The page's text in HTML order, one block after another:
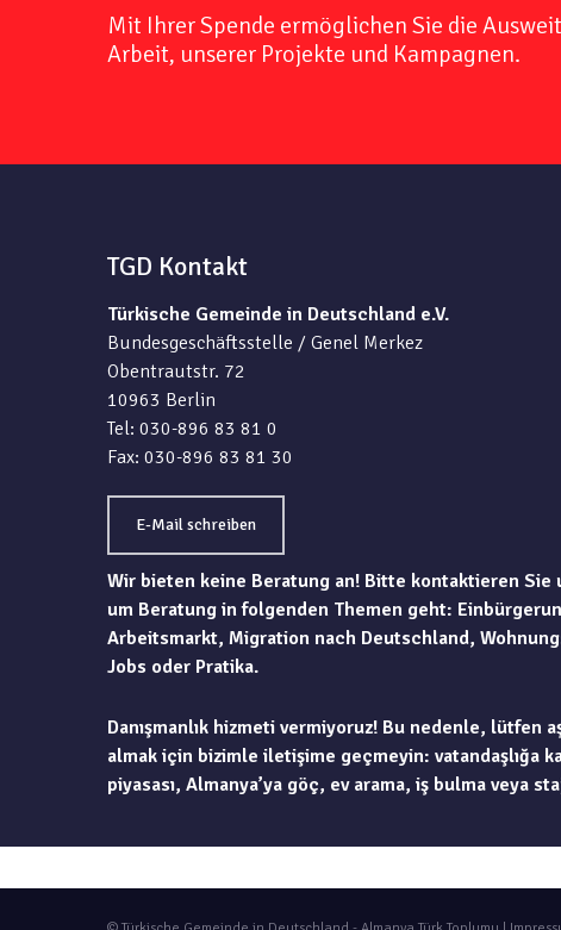
Mit Ihrer Spende ermöglichen Sie die
Arbeit, unserer Projekte und Kampagnen.
TGD Kontakt
Türkische Gemeinde in Deutschland e.V.
Bundesgeschäftsstelle / Genel Merkez
Obentrautstr. 72
10963 Berlin
Tel: 030-896 83 81 0
Fax: 030-896 83 81 30
E-Mail schreiben
Wir bieten keine Beratung an! Bitte kontaktieren Sie
um Beratung in folgenden Themen geht:
Arbeitsmarkt, Migration nach Deutschland,
Jobs oder Pratika.
Danışmanlık hizmeti vermiyoruz! Bu nedenle, lütfen
almak için bizimle iletişime geçmeyin: vatandaşlığa
piyasası, Almanya’ya göç, ev arama, iş bulma veya